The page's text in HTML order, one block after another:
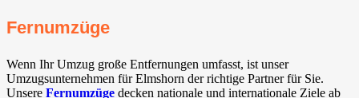
Fernumzüge
Wenn Ihr Umzug große Entfernungen umfasst, ist unser
Umzugsunternehmen für Elmshorn der richtige Partner für Sie.
Unsere Fernumzüge decken nationale und internationale Ziele ab